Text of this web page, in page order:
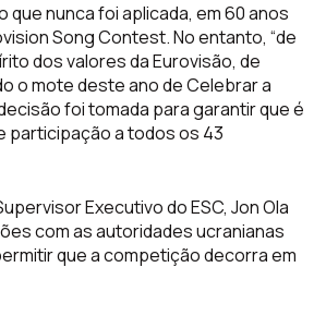
que nunca foi aplicada, em 60 anos
Song Contest. No entanto, “de
dos valores da Eurovisão, de
o mote deste ano de Celebrar a
foi tomada para garantir que é
participação a todos os 43
Executivo do ESC, Jon Ola
com as autoridades ucranianas
que a competição decorra em